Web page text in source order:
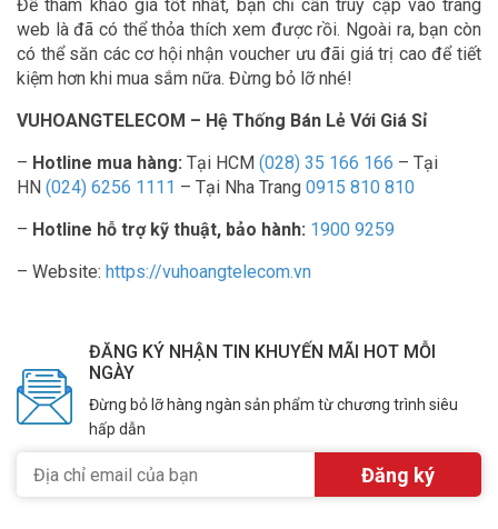
Để tham khảo giá tốt nhất, bạn chỉ cần truy cập vào trang
web là đã có thể thỏa thích xem được rồi. Ngoài ra, bạn còn
có thể săn các cơ hội nhận voucher ưu đãi giá trị cao để tiết
kiệm hơn khi mua sắm nữa. Đừng bỏ lỡ nhé!
VUHOANGTELECOM – Hệ Thống Bán Lẻ Với Giá Sỉ
– Hotline mua hàng: Tại HCM (028) 35 166 166 – Tại
HN (024) 6256 1111 – Tại Nha Trang 0915 810 810
– Hotline hỗ trợ kỹ thuật, bảo hành: 1900 9259
– Website: https://vuhoangtelecom.vn
ĐĂNG KÝ NHẬN TIN KHUYẾN MÃI HOT MỖI
NGÀY
Đừng bỏ lỡ hàng ngàn sản phẩm từ chương trình siêu
hấp dẫn